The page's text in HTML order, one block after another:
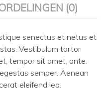
(0)
senectus et netus et
Vestibulum tortor
tempor sit amet, ante.
semper. Aenean
eleifend leo.